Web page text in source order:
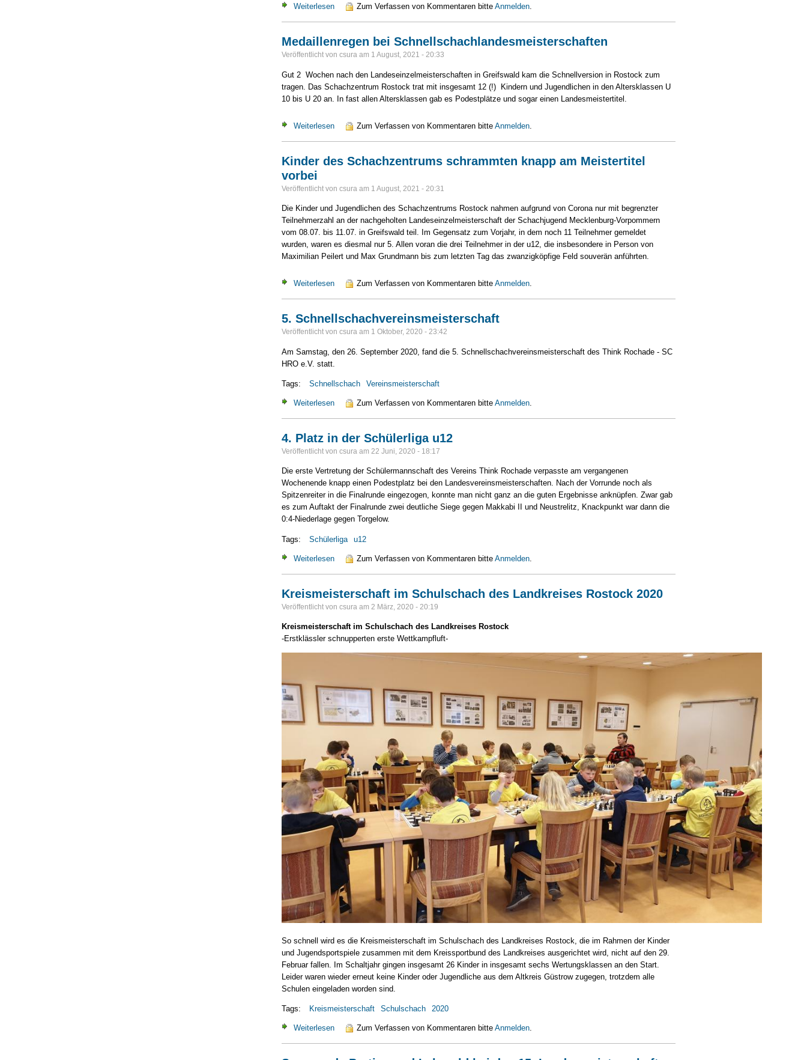
Weiterlesen über LEM u8 und Schnellschach u10/u12 2021
Zum Verfassen von Kommentaren bitteAnmelden.
Medaillenregen bei Schnellschachlandesmeisterschaften
Veröffentlicht von csura am 1 August, 2021 - 20:33
Gut 2 Wochen nach den Landeseinzelmeisterschaften in Greifswald kam die Schnellversion in Rostock zum
tragen. Das Schachzentrum Rostock trat mit insgesamt 12 (!) Kindern und Jugendlichen in den Altersklassen U
10 bis U 20 an. In fast allen Altersklassen gab es Podestplätze und sogar einen Landesmeistertitel.
Weiterlesen über Medaillenregen bei Schnellschachlandesmeisterschaften
Zum Verfassen von Kommentaren bitteAnmelden
Kinder des Schachzentrums schrammten knapp am Meistertitel
vorbei
Veröffentlicht von csura am 1 August, 2021 - 20:31
Die Kinder und Jugendlichen des Schachzentrums Rostock nahmen aufgrund von Corona nur mit begrenzter
Teilnehmerzahl an der nachgeholten Landeseinzelmeisterschaft der Schachjugend Mecklenburg-Vorpommern
vom 08.07. bis 11.07. in Greifswald teil. Im Gegensatz zum Vorjahr, in dem noch 11 Teilnehmer gemeldet
wurden, waren es diesmal nur 5. Allen voran die drei Teilnehmer in der u12, die insbesondere in Person von
Maximilian Peilert und Max Grundmann bis zum letzten Tag das zwanzigköpfige Feld souverän anführten.
Weiterlesen über Kinder des Schachzentrums schrammten knapp am Meistertitel vorbei
Zum Verfassen von Kommentaren bitteAnmelden.
5. Schnellschachvereinsmeisterschaft
Veröffentlicht von csura am 1 Oktober, 2020 - 23:42
Am Samstag, den 26. September 2020, fand die 5. Schnellschachvereinsmeisterschaft des Think Rochade - SC
HRO e.V. statt.
Tags: Schnellschach Vereinsmeisterschaft
Weiterlesen über 5. Schnellschachvereinsmeisterschaft
Zum Verfassen von Kommentaren bitteAnmelden
4. Platz in der Schülerliga u12
Veröffentlicht von csura am 22 Juni, 2020 - 18:17
Die erste Vertretung der Schülermannschaft des Vereins Think Rochade verpasste am vergangenen
Wochenende knapp einen Podestplatz bei den Landesvereinsmeisterschaften. Nach der Vorrunde noch als
Spitzenreiter in die Finalrunde eingezogen, konnte man nicht ganz an die guten Ergebnisse anknüpfen. Zwar gab
es zum Auftakt der Finalrunde zwei deutliche Siege gegen Makkabi II und Neustrelitz, Knackpunkt war dann die
0:4-Niederlage gegen Torgelow.
Tags: Schülerliga u12
Weiterlesen über 4. Platz in der Schülerliga u12
Zum Verfassen von Kommentaren bitteAnmelden
Kreismeisterschaft im Schulschach des Landkreises Rostock 2020
Veröffentlicht von csura am 2 März, 2020 - 20:19
Kreismeisterschaft im Schulschach des Landkreises Rostock
-Erstklässler schnupperten erste Wettkampfluft-
So schnell wird es die Kreismeisterschaft im Schulschach des Landkreises Rostock, die im Rahmen der Kinder
und Jugendsportspiele zusammen mit dem Kreissportbund des Landkreises ausgerichtet wird, nicht auf den 29.
Februar fallen. Im Schaltjahr gingen insgesamt 26 Kinder in insgesamt sechs Wertungsklassen an den Start.
Leider waren wieder erneut keine Kinder oder Jugendliche aus dem Altkreis Güstrow zugegen, trotzdem alle
Schulen eingeladen worden sind.
Tags: Kreismeisterschaft Schulschach 2020
Weiterlesen über Kreismeisterschaft im Schulschach des Landkreises Rostock 2020
Zum Verfassen von Kommentaren bitteAnmelden.